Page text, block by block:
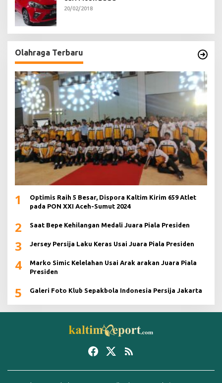
20/02/2018
Olahraga Terbaru
1
Optimis Raih 5 Besar, Dispora Kaltim Kirim 659 Atlet
pada PON XXI Aceh-Sumut 2024
2 Saat Bepe Kehilangan Medali Juara Piala Presiden
3 Jersey Persija Laku Keras Usai Juara Piala Presiden
4
Marko Simic Kelelahan Usai Arak arakan Juara Piala
Presiden
5 Galeri Foto Klub Sepakbola Indonesia Persija Jakarta